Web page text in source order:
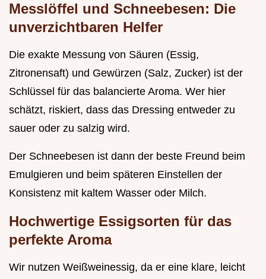
Messlöffel und Schneebesen: Die
unverzichtbaren Helfer
Die exakte Messung von Säuren (Essig,
Zitronensaft) und Gewürzen (Salz, Zucker) ist der
Schlüssel für das balancierte Aroma. Wer hier
schätzt, riskiert, dass das Dressing entweder zu
sauer oder zu salzig wird.
Der Schneebesen ist dann der beste Freund beim
Emulgieren und beim späteren Einstellen der
Konsistenz mit kaltem Wasser oder Milch.
Hochwertige Essigsorten für das
perfekte Aroma
Wir nutzen Weißweinessig, da er eine klare, leicht